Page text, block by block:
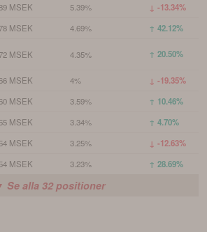
MSEK 5.39% ↓ -13.34%
MSEK 4.69% ↑ 42.12%
MSEK 4.35% ↑ 20.50%
MSEK 4% ↓ -19.35%
MSEK 3.59% ↑ 10.46%
55 MSEK 3.34% ↑ 4.70%
54 MSEK 3.25% ↓ -12.63%
54 MSEK 3.23% ↑ 28.69%
Se alla32 positioner